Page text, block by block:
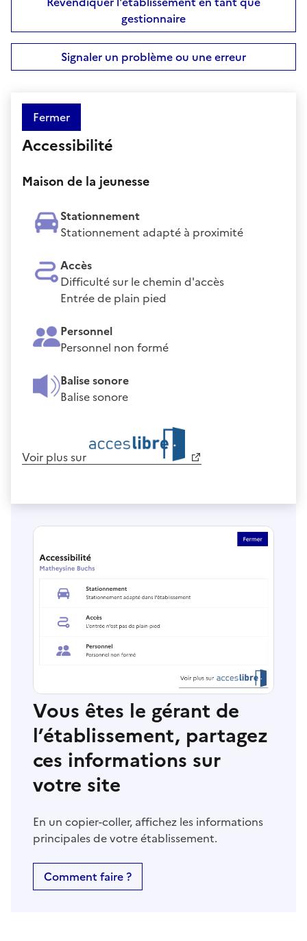
gestionnaire
Signaler un problème ou une erreur
Fermer
Accessibilité
Maison de la jeunesse
Stationnement
Stationnement adapté à proximité
Accès
Difficulté sur le chemin d'accès
Entrée de plain pied
Personnel
Personnel non formé
Balise sonore
Balise sonore
Voir plus sur
Vous êtes le gérant de
l’établissement, partagez
ces informations sur
votre site
En un copier-coller, affichez les informations
principales de votre établissement.
Comment faire ?